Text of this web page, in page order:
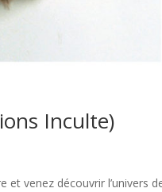
Inculte)
et venez découvrir l’univers